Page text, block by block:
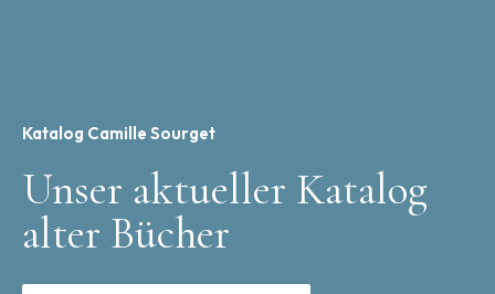
Katalog Camille Sourget
Unser aktueller Katalog
alter Bücher